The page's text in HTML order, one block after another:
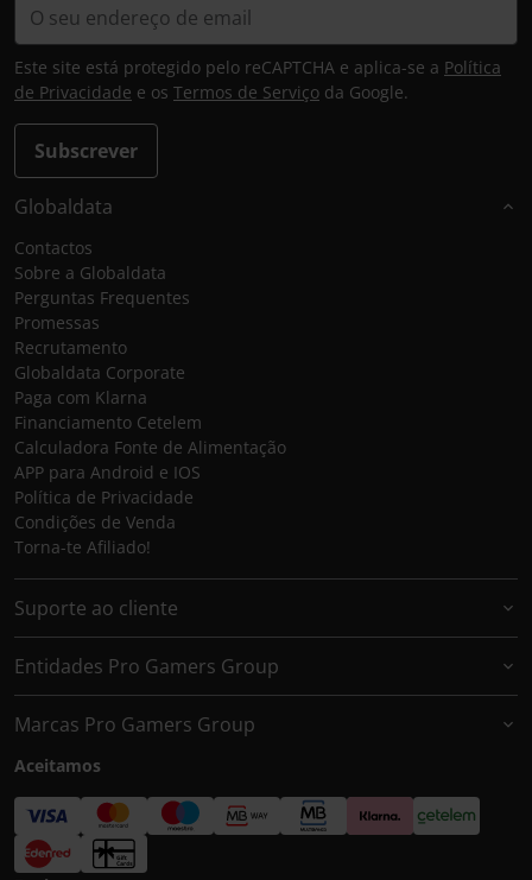
Subscrever
Este site está protegido pelo reCAPTCHA e aplica-se a Política
de Privacidade e os Termos de Serviço da Google.
Globaldata
Contactos
Sobre a Globaldata
Perguntas Frequentes
Promessas
Recrutamento
Globaldata Corporate
Paga com Klarna
Financiamento Cetelem
Calculadora Fonte de Alimentação
APP para Android e IOS
Política de Privacidade
Condições de Venda
Torna-te Afiliado!
Suporte ao cliente
Entidades Pro Gamers Group
Marcas Pro Gamers Group
Aceitamos